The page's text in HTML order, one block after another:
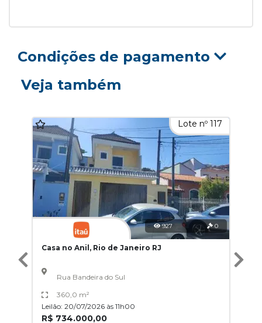
Condições de pagamento
Veja também
Lote nº 117
927 0
Casa no Anil, Rio de Janeiro RJ
Rua Bandeira do Sul
360,0 m²
Leilão: 20/07/2026 às 11h00
R$ 734.000,00